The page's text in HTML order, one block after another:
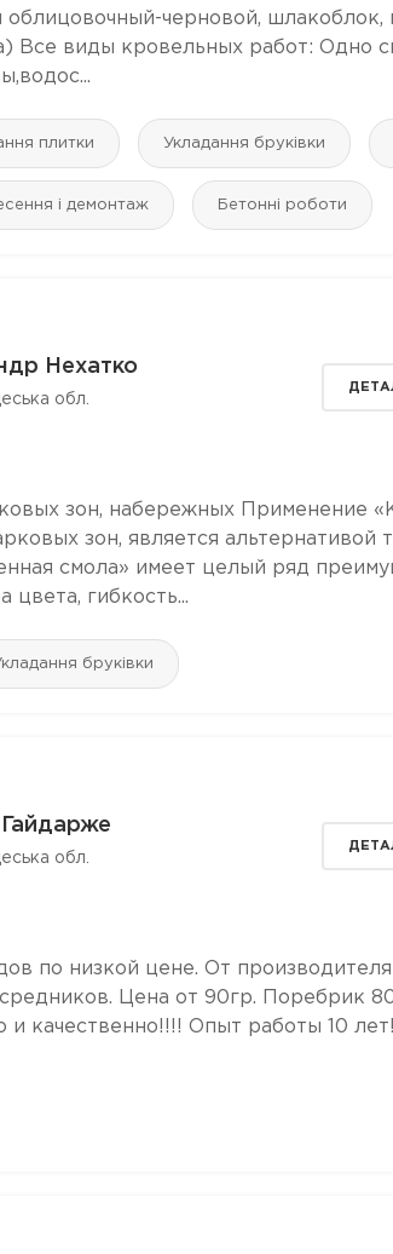
черновой, шлакоблок,
Все виды кровельных работ: Одно
плитки Укладання бруківки
і демонтаж Бетонні роботи
Нехатко
обл.
зон, набережных Применение
зон, является альтернативой
смола» имеет целый ряд
цвета, гибкость...
бруківки
обл.
по низкой цене. От
Цена от 90гр. Поребрик
и качественно!!!! Опыт работы 10